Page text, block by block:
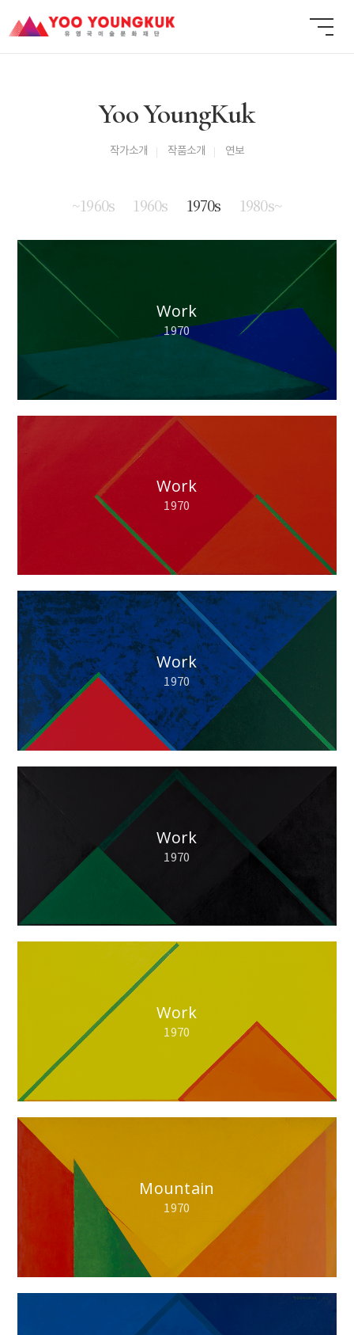
Yoo YoungKuk
작가소개 작품소개 연보
~1960s 1960s 1970s 1980s~
Work
1970
Work
1970
Work
1970
Work
1970
Work
1970
Mountain
1970